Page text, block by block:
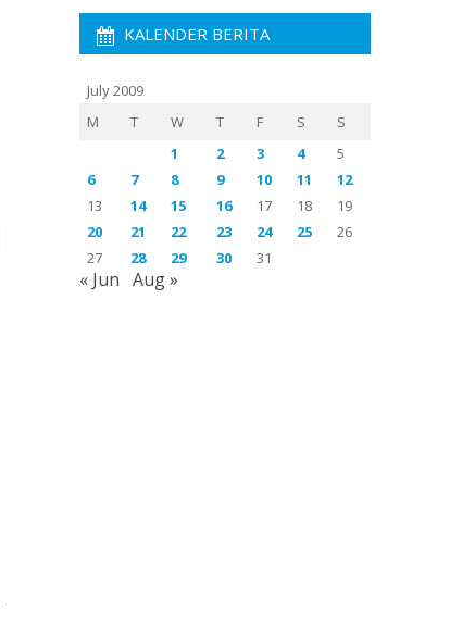
KALENDER BERITA
July 2009
M
T W T F S
S
1
2 3 4
5
6
7 8 9 10 11
12
13
14 15 16 17 18
19
20
21 22 23 24 25
26
27
28 29 30 31
« Jun Aug »